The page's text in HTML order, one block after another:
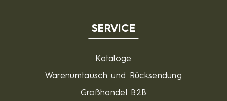
SERVICE
Kataloge
Warenumtausch und Rücksendung
Großhandel B2B